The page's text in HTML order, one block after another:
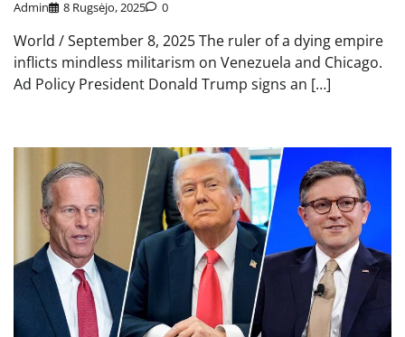
Admin 8 Rugsėjo, 2025 0
World / September 8, 2025 The ruler of a dying empire
inflicts mindless militarism on Venezuela and Chicago.
Ad Policy President Donald Trump signs an […]